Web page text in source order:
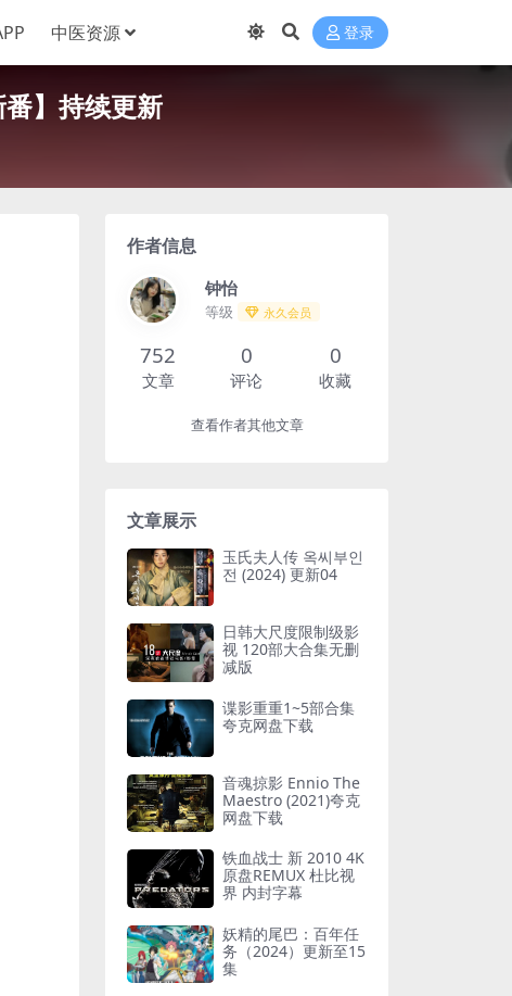
中医资源 登录
】持续更新
作者信息
钟怡
等级 永久会员
752
文章
0
评论
0
收藏
查看作者其他文章
文章展示
玉氏夫人传 옥씨부인
전 (2024) 更新04
日韩大尺度限制级影
视 120部大合集无删
减版
谍影重重1~5部合集
夸克网盘下载
音魂掠影 Ennio The
Maestro (2021)夸克
网盘下载
铁血战士 新 2010 4K
原盘REMUX 杜比视
界 内封字幕
妖精的尾巴：百年任
务（2024）更新至15
集